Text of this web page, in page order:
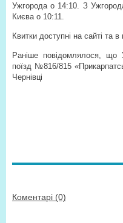
Ужгорода о 14:10. З
Києва о 10:11.
Квитки доступні на сайті та в
Раніше повідомлялося, що
поїзд №816/815
Чернівці
Коментарі (0)